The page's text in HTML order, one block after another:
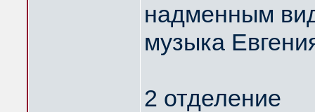
надменным
музыка
2 отделение